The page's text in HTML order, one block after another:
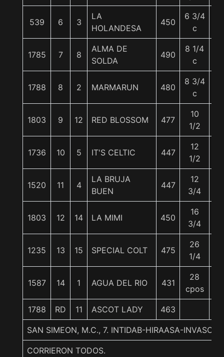
539 6 3
LA
HOLANDESA
450
6 3/4
c
1785 7 8
ALMA DE
SOLDA
490
8 1/4
c
1788 8 2 MARMARUN 480
8 3/4
c
1803 9 12 RED BLOSSOM 477
10
1/2
1736 10 5 IT'S CELTIC 447
12
1/2
1520 11 4
LA BRUJA
BUEN
447
12
3/4
1803 12 14 LA MIMI 450
16
3/4
1235 13 15 SPECIAL COLT 475
26
1/4
1587 14 1 AGUA DEL RIO 431
28
cpos
1788 RD 11 ASCOT LADY 463
SAN SIMEON, M.C., 7. INTIDAB-HIRAASA-INVASOR
CORRIERON TODOS.